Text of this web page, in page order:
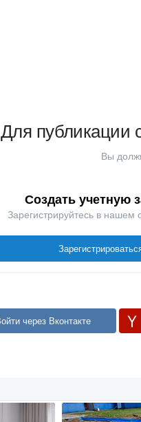
Для публикации
Вы
Создать учетную
Зарегистрируйтесь в нашем
через Вконтакте